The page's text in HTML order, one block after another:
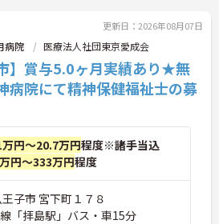
更新日：2026年08月07日
病院 医療法人社団東京愛成会
】賞与5.0ヶ月実績あり★無
院にて精神保健福祉士の募
円～20.7万円程度※諸手当込
円～333万円程度
子市 宮下町１７８
「拝島駅」バス・車15分